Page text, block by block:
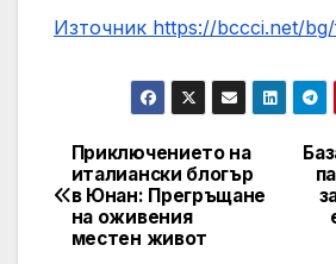
Източник https://bccci.net/
Post
navigation
Приключението на
италиански блогър
в Юнан: Прегръщане
на оживения
местен живот